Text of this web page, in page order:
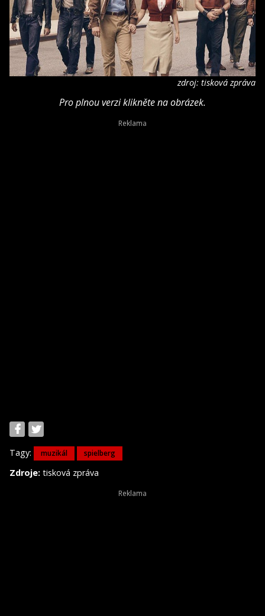
zdroj: tisková zpráva
Pro plnou verzi klikněte na obrázek.
Tagy: muzikál spielberg
Zdroje: tisková zpráva